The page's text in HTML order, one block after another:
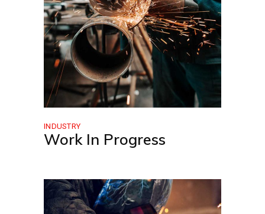
INDUSTRY
Work In Progress